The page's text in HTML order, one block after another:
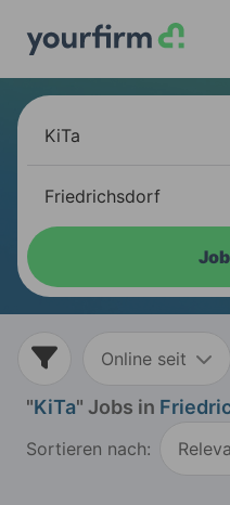
Online seit
"KiTa" Jobs in
Sortieren nach: